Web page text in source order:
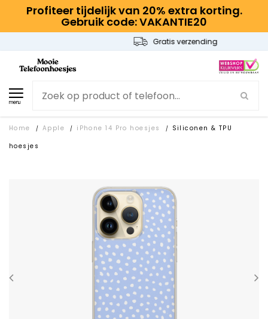
Profiteer tijdelijk van 20% extra korting.
Gebruik code: VAKANTIE20
Gratis verzending
menu
Home / Apple / iPhone 14 Pro hoesjes /
Siliconen & TPU
hoesjes